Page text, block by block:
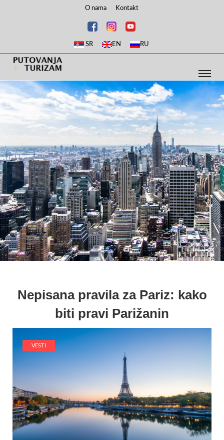
O nama Kontakt
SR EN RU
Nepisana pravila za Pariz: kako
biti pravi Parižanin
VESTI